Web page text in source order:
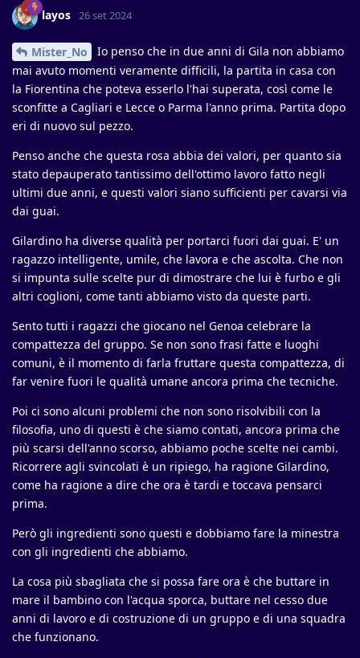
layos 26 set 2024
Mister_No
Io penso che in due anni di Gila non abbiamo
mai avuto momenti veramente difficili, la partita in casa con
la Fiorentina che poteva esserlo l'hai superata, così come le
sconfitte a Cagliari e Lecce o Parma l'anno prima. Partita dopo
eri di nuovo sul pezzo.
Penso anche che questa rosa abbia dei valori, per quanto sia
stato depauperato tantissimo dell'ottimo lavoro fatto negli
ultimi due anni, e questi valori siano sufficienti per cavarsi via
dai guai.
Gilardino ha diverse qualità per portarci fuori dai guai. E' un
ragazzo intelligente, umile, che lavora e che ascolta. Che non
si impunta sulle scelte pur di dimostrare che lui è furbo e gli
altri coglioni, come tanti abbiamo visto da queste parti.
Sento tutti i ragazzi che giocano nel Genoa celebrare la
compattezza del gruppo. Se non sono frasi fatte e luoghi
comuni, è il momento di farla fruttare questa compattezza, di
far venire fuori le qualità umane ancora prima che tecniche.
Poi ci sono alcuni problemi che non sono risolvibili con la
filosofia, uno di questi è che siamo contati, ancora prima che
più scarsi dell'anno scorso, abbiamo poche scelte nei cambi.
Ricorrere agli svincolati è un ripiego, ha ragione Gilardino,
come ha ragione a dire che ora è tardi e toccava pensarci
prima.
Però gli ingredienti sono questi e dobbiamo fare la minestra
con gli ingredienti che abbiamo.
La cosa più sbagliata che si possa fare ora è che buttare in
mare il bambino con l'acqua sporca, buttare nel cesso due
anni di lavoro e di costruzione di un gruppo e di una squadra
che funzionano.